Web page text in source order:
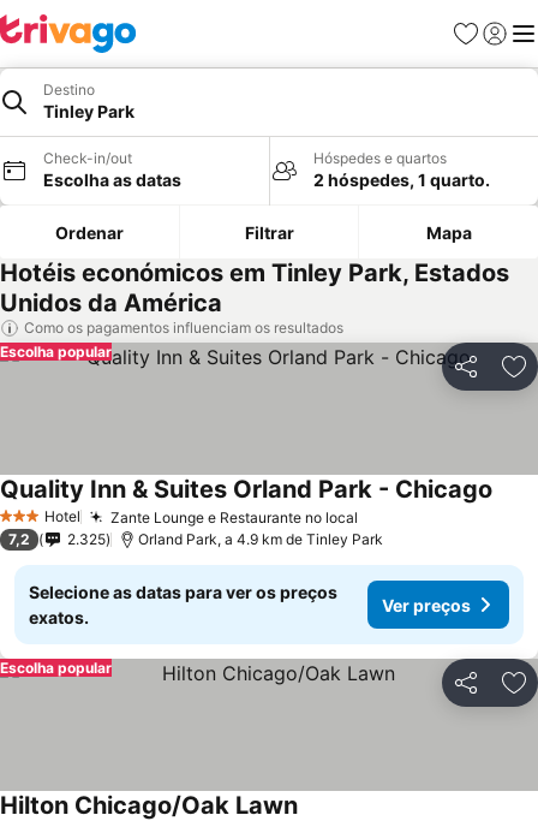
Favoritos
Iniciar
Destino
Tinley Park
Check-in/out
Escolha as datas
Hóspedes e quartos
2 hóspedes, 1 quarto.
Ordenar Filtrar Mapa
Hotéis económicos em Tinley Park, Estados
Unidos da América
Como os pagamentos influenciam os resultados
Partilhar
Escolha popular
3 EstrelasHotel Zante Lounge e Restaurante no local
Quality Inn & Suites Orland Park - Chicago
7,2 2.325 Orland Park, a 4.9 km de Tinley Park
Selecione as datas para ver os preços
exatos.
Ver preços
Partilhar
Escolha popular
Hilton Chicago/Oak Lawn